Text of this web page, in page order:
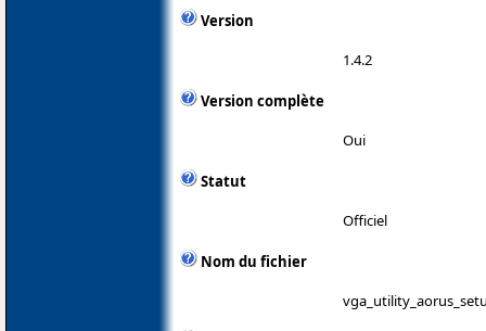
Version
1.4.2
Version complète
Oui
Statut
Officiel
Nom du fichier